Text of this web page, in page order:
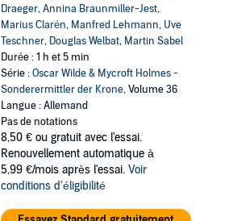
Draeger,Annina Braunmiller-Jest,
Marius Clarén, Manfred Lehmann, Uve
Teschner, Douglas Welbat, Martin Sabel
Durée : 1 h et 5 min
Série :Oscar Wilde & Mycroft Holmes -
Sonderermittler der Krone, Volume 36
Langue : Allemand
Pas de notations
8,50 € ou gratuit avec l'essai.
Renouvellement automatique à
5,99 €/mois après l'essai. Voir
conditions d'éligibilité